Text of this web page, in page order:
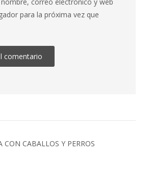
para la próxima vez que
CON CABALLOS Y PERROS